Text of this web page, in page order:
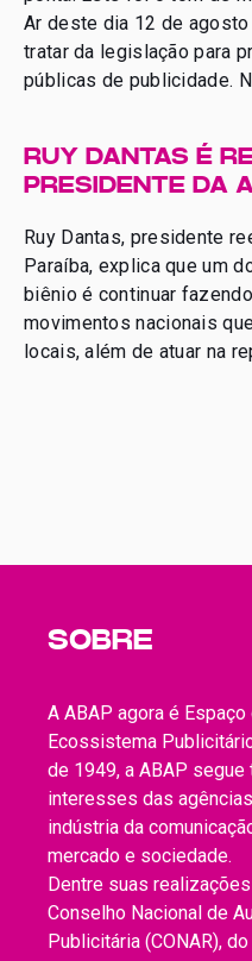
Ar deste dia 12 de
tratar da legislação para
públicas de publicidade.
RUY DANTAS É
PRESIDENTE DA
Ruy Dantas, presidente
Paraíba, explica que um
biênio é continuar
movimentos nacionais
locais, além de atuar na
SOBRE
A ABAP agora é
Ecossistema
de 1949, a ABAP
interesses das
indústria da
mercado e sociedade.
Dentre suas
Conselho Nacional de
Publicitária (CONAR),